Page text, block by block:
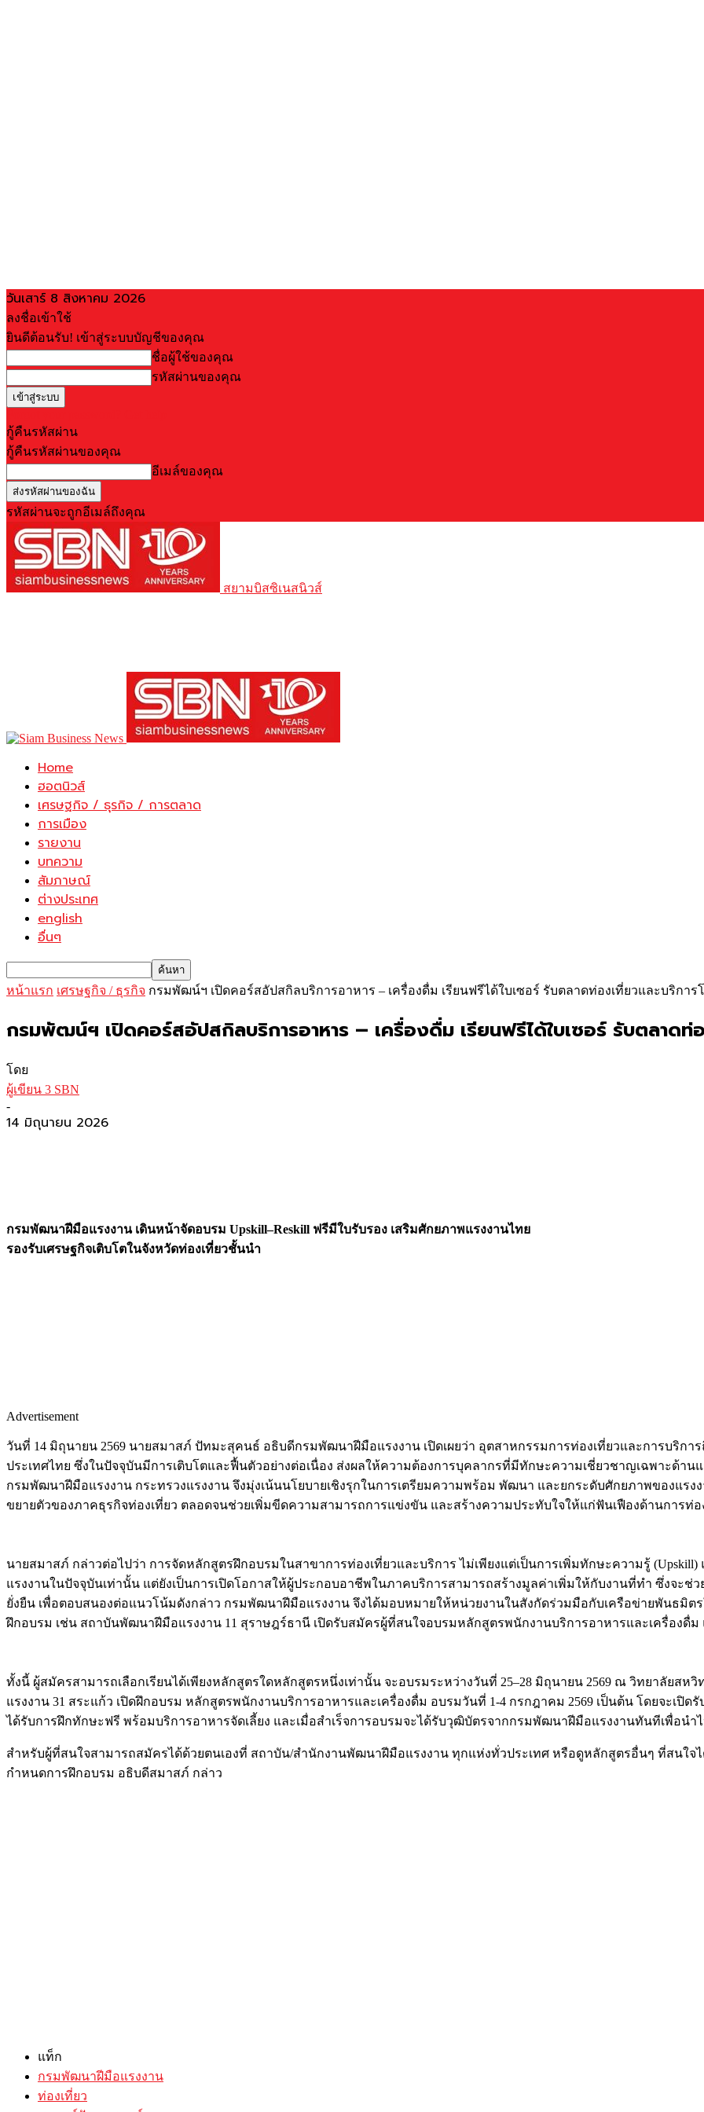
วันเสาร์ 8 สิงหาคม 2026
ลงชื่อเข้าใช้
ยินดีต้อนรับ! เข้าสู่ระบบบัญชีของคุณ
ชื่อผู้ใช้ของคุณ
รหัสผ่านของคุณ
กู้คืนรหัสผ่าน
กู้คืนรหัสผ่านของคุณ
อีเมล์ของคุณ
รหัสผ่านจะถูกอีเมล์ถึงคุณ
สยามบิสซิเนสนิวส์
Home
ฮอตนิวส์
เศรษฐกิจ / ธุรกิจ / การตลาด
การเมือง
รายงาน
บทความ
สัมภาษณ์
ต่างประเทศ
english
อื่นๆ
หน้าแรก เศรษฐกิจ / ธุรกิจ กรมพัฒน์ฯ เปิดคอร์สอัปสกิลบริการอาหาร – เครื่องดื่ม เรียนฟรีได้ใบเซอร์ รับตลาดท่องเที่ยวและบริการ
กรมพัฒน์ฯ เปิดคอร์สอัปสกิลบริการอาหาร – เครื่องดื่ม เรียนฟรีได้ใบเซอร์ รับตลาดท่
โดย
ผู้เขียน 3 SBN
-
14 มิถุนายน 2026
กรมพัฒนาฝีมือแรงงาน เดินหน้าจัดอบรม Upskill–Reskill ฟรีมีใบรับรอง เสริมศักยภาพแรงงานไทย
รองรับเศรษฐกิจเติบโตในจังหวัดท่องเที่ยวชั้นนำ
Advertisement
วันที่ 14 มิถุนายน 2569 นายสมาสภ์ ปัทมะสุคนธ์ อธิบดีกรมพัฒนาฝีมือแรงงาน เปิดเผยว่า อุตสาหกรรมการท่องเที่ยวและการบริก
ประเทศไทย ซึ่งในปัจจุบันมีการเติบโตและฟื้นตัวอย่างต่อเนื่อง ส่งผลให้ความต้องการบุคลากรที่มีทักษะความเชี่ยวชาญเฉพาะด้า
กรมพัฒนาฝีมือแรงงาน กระทรวงแรงงาน จึงมุ่งเน้นนโยบายเชิงรุกในการเตรียมความพร้อม พัฒนา และยกระดับศักยภาพของแร
ขยายตัวของภาคธุรกิจท่องเที่ยว ตลอดจนช่วยเพิ่มขีดความสามารถการแข่งขัน และสร้างความประทับใจให้แก่ฟันเฟืองด้านการท่อ
นายสมาสภ์ กล่าวต่อไปว่า การจัดหลักสูตรฝึกอบรมในสาขาการท่องเที่ยวและบริการ ไม่เพียงแต่เป็นการเพิ่มทักษะความรู้
แรงงานในปัจจุบันเท่านั้น แต่ยังเป็นการเปิดโอกาสให้ผู้ประกอบอาชีพในภาคบริการสามารถสร้างมูลค่าเพิ่มให้กับงานที่ทำ ซึ่งจะ
ยั่งยืน เพื่อตอบสนองต่อแนวโน้มดังกล่าว กรมพัฒนาฝีมือแรงงาน จึงได้มอบหมายให้หน่วยงานในสังกัดร่วมมือกับเครือข่ายพันธมิ
ฝึกอบรม เช่น สถาบันพัฒนาฝีมือแรงงาน 11 สุราษฎร์ธานี เปิดรับสมัครผู้ที่สนใจอบรมหลักสูตรพนักงานบริการอาหารและเครื่องดื่ม
ทั้งนี้ ผู้สมัครสามารถเลือกเรียนได้เพียงหลักสูตรใดหลักสูตรหนึ่งเท่านั้น จะอบรมระหว่างวันที่ 25–28 มิถุนายน 2569 ณ วิทยาลัยส
แรงงาน 31 สระแก้ว เปิดฝึกอบรม หลักสูตรพนักงานบริการอาหารและเครื่องดื่ม อบรมวันที่ 1-4 กรกฎาคม 2569 เป็นต้น โดยจะเปิ
ได้รับการฝึกทักษะฟรี พร้อมบริการอาหารจัดเลี้ยง และเมื่อสำเร็จการอบรมจะได้รับวุฒิบัตรจากกรมพัฒนาฝีมือแรงงานทันทีเพื่อน
สำหรับผู้ที่สนใจสามารถสมัครได้ด้วยตนเองที่ สถาบัน/สำนักงานพัฒนาฝีมือแรงงาน ทุกแห่งทั่วประเทศ หรือดูหลักสูตรอื่นๆ ที่สนใจไ
กำหนดการฝึกอบรม อธิบดีสมาสภ์ กล่าว
แท็ก
กรมพัฒนาฝีมือแรงงาน
ท่องเที่ยว